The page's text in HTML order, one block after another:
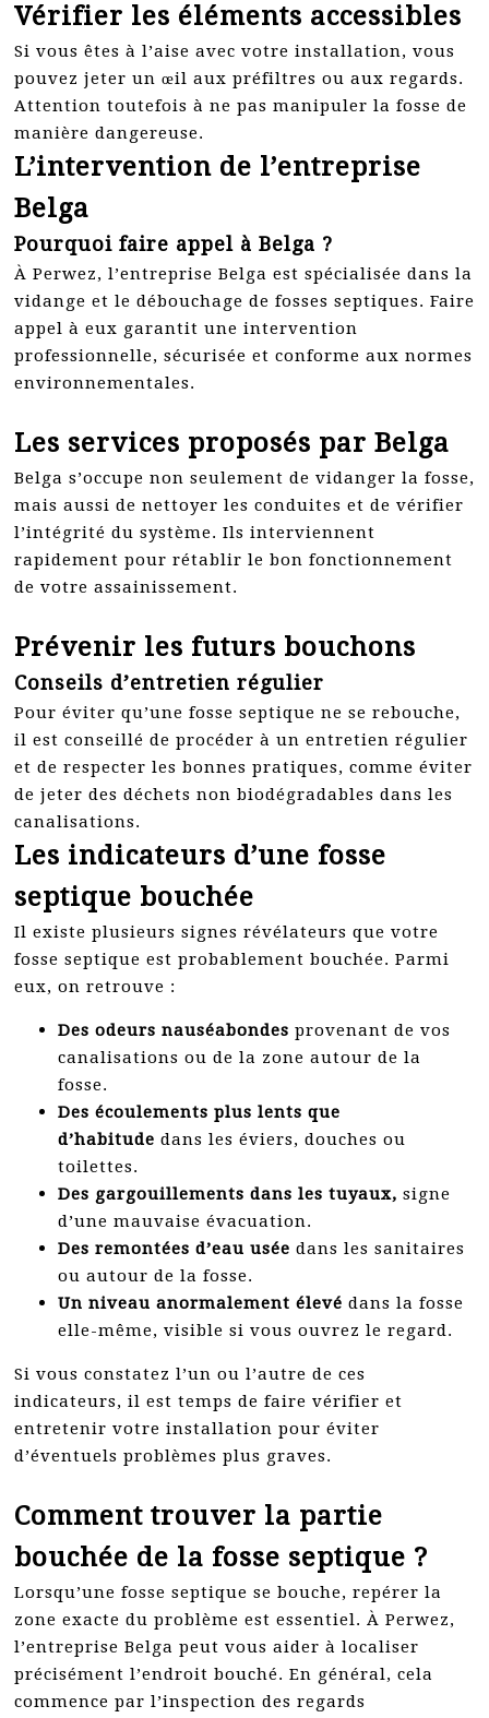
Vérifier les éléments accessibles
Si vous êtes à l’aise avec votre installation, vous
pouvez jeter un œil aux préfiltres ou aux regards.
Attention toutefois à ne pas manipuler la fosse de
manière dangereuse.
L’intervention de l’entreprise
Belga
Pourquoi faire appel à Belga ?
À Perwez, l’entreprise Belga est spécialisée dans la
vidange et le débouchage de fosses septiques. Faire
appel à eux garantit une intervention
professionnelle, sécurisée et conforme aux normes
environnementales.
Les services proposés par Belga
Belga s’occupe non seulement de vidanger la fosse,
mais aussi de nettoyer les conduites et de vérifier
l’intégrité du système. Ils interviennent
rapidement pour rétablir le bon fonctionnement
de votre assainissement.
Prévenir les futurs bouchons
Conseils d’entretien régulier
Pour éviter qu’une fosse septique ne se rebouche,
il est conseillé de procéder à un entretien régulier
et de respecter les bonnes pratiques, comme éviter
de jeter des déchets non biodégradables dans les
canalisations.
Les indicateurs d’une fosse
septique bouchée
Il existe plusieurs signes révélateurs que votre
fosse septique est probablement bouchée. Parmi
eux, on retrouve :
Des odeurs nauséabondes provenant de vos
canalisations ou de la zone autour de la
fosse.
Des écoulements plus lents que
d’habitude dans les éviers, douches ou
toilettes.
Des gargouillements dans les tuyaux, signe
d’une mauvaise évacuation.
Des remontées d’eau usée dans les sanitaires
ou autour de la fosse.
Un niveau anormalement élevé dans la fosse
elle-même, visible si vous ouvrez le regard.
Si vous constatez l’un ou l’autre de ces
indicateurs, il est temps de faire vérifier et
entretenir votre installation pour éviter
d’éventuels problèmes plus graves.
Comment trouver la partie
bouchée de la fosse septique ?
Lorsqu’une fosse septique se bouche, repérer la
zone exacte du problème est essentiel. À Perwez,
l’entreprise Belga peut vous aider à localiser
précisément l’endroit bouché. En général, cela
commence par l’inspection des regards